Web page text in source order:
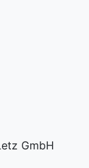
GmbH